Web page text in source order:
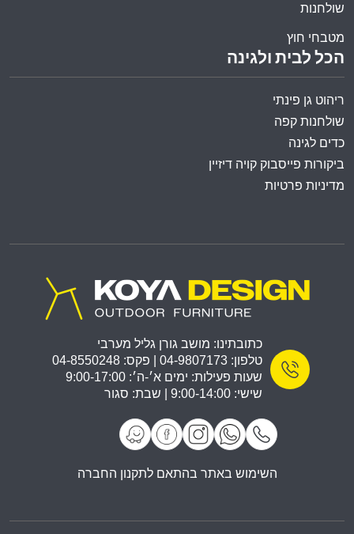
הכל לבית ולגינה
ריהוט גן פינתי
שולחנות קפה
כדים לגינה
ביקורות פייסבוק קויה דיזיין
מדיניות פרטיות
שולחנות
מטבחי חוץ
כתובתינו: מושב גורן גליל מערבי
טלפון: 04-9807173 | פקס: 04-8550248
שעות פעילות: ימים א׳-ה׳: 9:00-17:00
שישי: 9:00-14:00 | שבת: סגור
השימוש באתר בהתאם לתקנון החברה